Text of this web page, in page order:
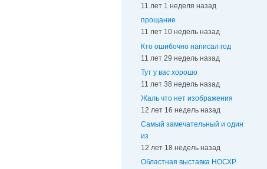
11 лет 1 неделя назад
прощание
11 лет 10 недель назад
Кто ошибочно написал год
11 лет 29 недель назад
Тут у вас хорошо
11 лет 38 недель назад
Жаль что нет изображения
12 лет 16 недель назад
Самый замечательный и один
из
12 лет 18 недель назад
Областная выставка НОСХР